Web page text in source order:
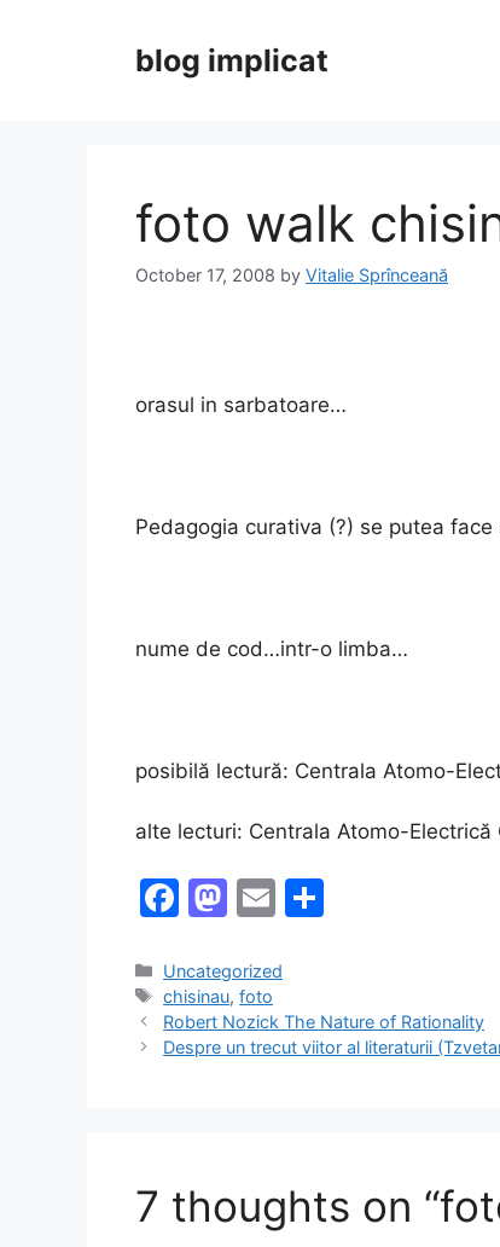
blog implicat
foto walk
October 17, 2008 by Vitalie Sprînceană
orasul in sarbatoare…
Pedagogia curativa (?) se putea
nume de cod…intr-o limba…
posibilă lectură: Centrala Atomo-
alte lecturi: Centrala Atomo-
F
c
e
b
M
st
o
d
E
ai
l
e
Categories
Uncategorized
Tags
chisinau,foto
Robert Nozick The Nature of Rationality
Despre un trecut viitor al literaturii
7 thoughts on